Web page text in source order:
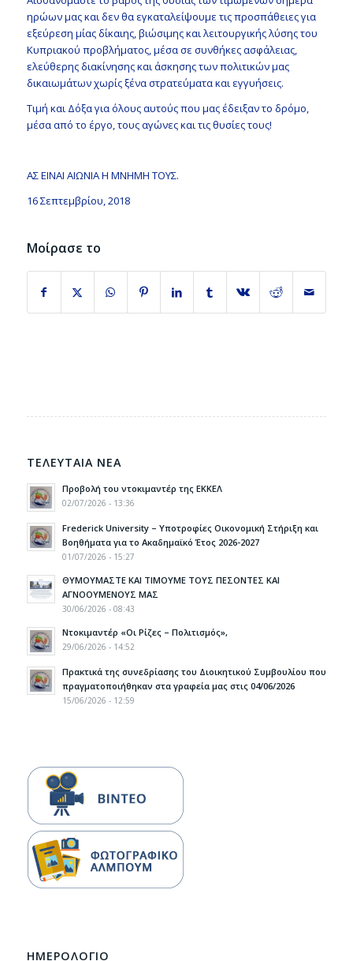
ηρώων μας και δεν θα εγκαταλείψουμε τις προσπάθειες για
εξεύρεση μίας δίκαιης, βιώσιμης και λειτουργικής λύσης του
Κυπριακού προβλήματος, μέσα σε συνθήκες ασφάλειας,
ελεύθερης διακίνησης και άσκησης των πολιτικών μας
δικαιωμάτων χωρίς ξένα στρατεύματα και εγγυήσεις.
Τιμή και Δόξα για όλους αυτούς που μας έδειξαν το δρόμο,
μέσα από το έργο, τους αγώνες και τις θυσίες τους!
ΑΣ ΕΙΝΑΙ ΑΙΩΝΙΑ Η ΜΝΗΜΗ ΤΟΥΣ.
16 Σεπτεμβρίου, 2018
Μοίρασε το
ΤΕΛΕΥΤΑΙΑ ΝΕΑ
Προβολή του ντοκιμαντέρ της ΕΚΚΕΛ
02/07/2026 - 13:36
Frederick University – Υποτροφίες Οικονομική Στήριξη και
Βοηθήματα για το Ακαδημαϊκό Έτος 2026-2027
01/07/2026 - 15:27
ΘΥΜΟΥΜΑΣΤΕ ΚΑΙ ΤΙΜΟΥΜΕ ΤΟΥΣ ΠΕΣΟΝΤΕΣ ΚΑΙ
ΑΓΝΟΟΥΜΕΝΟΥΣ ΜΑΣ
30/06/2026 - 08:43
Ντοκιμαντέρ «Οι Ρίζες – Πολιτισμός»,
29/06/2026 - 14:52
Πρακτικά της συνεδρίασης του Διοικητικού Συμβουλίου που
πραγματοποιήθηκαν στα γραφεία μας στις 04/06/2026
15/06/2026 - 12:59
ΗΜΕΡΟΛΟΓΙΟ